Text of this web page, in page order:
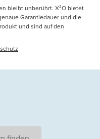
bleibt unberührt. X²O bietet
Garantiedauer und die
und sind auf den